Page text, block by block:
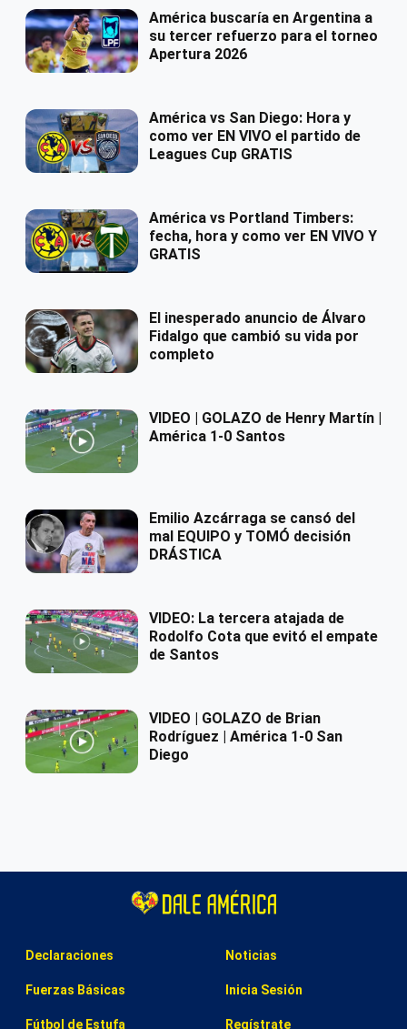
América buscaría en Argentina a
su tercer refuerzo para el torneo
Apertura 2026
América vs San Diego: Hora y
como ver EN VIVO el partido de
Leagues Cup GRATIS
América vs Portland Timbers:
fecha, hora y como ver EN VIVO Y
GRATIS
El inesperado anuncio de Álvaro
Fidalgo que cambió su vida por
completo
VIDEO | GOLAZO de Henry Martín |
América 1-0 Santos
Emilio Azcárraga se cansó del
mal EQUIPO y TOMÓ decisión
DRÁSTICA
VIDEO: La tercera atajada de
Rodolfo Cota que evitó el empate
de Santos
VIDEO | GOLAZO de Brian
Rodríguez | América 1-0 San
Diego
Declaraciones
Fuerzas Básicas
Fútbol de Estufa
Noticias
Inicia Sesión
Regístrate